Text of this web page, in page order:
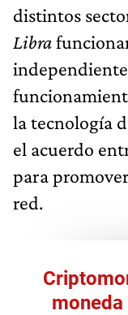
distintos
Libra
la tecnología
el acuerdo
para
red.